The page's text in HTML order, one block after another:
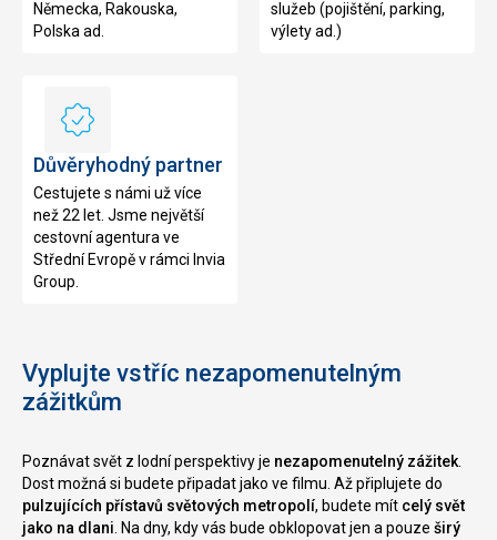
Německa, Rakouska,
Polska ad.
služeb (pojištění, parking,
výlety ad.)
Důvěryhodný
Důvěryhodný partner
Cestujete s námi už více
než 22 let. Jsme největší
cestovní agentura ve
Střední Evropě v rámci Invia
Group.
Vyplujte vstříc nezapomenutelným
zážitkům
Poznávat svět z lodní perspektivy je nezapomenutelný zážitek
Dost možná si budete připadat jako ve filmu. Až připlujete do
pulzujících přístavů světových metropolí, budete mít celý svět
jako na dlani . Na dny, kdy vás bude obklopovat jen a pouze širý